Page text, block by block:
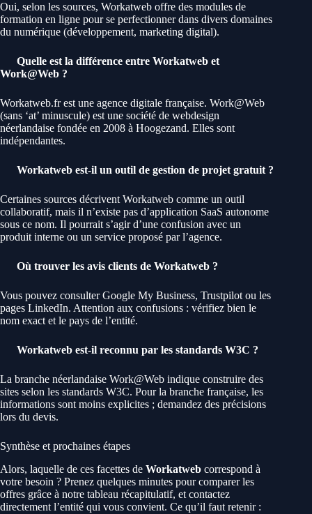
Oui, selon les sources, Workatweb offre des modules de
formation en ligne pour se perfectionner dans divers domaines
du numérique (développement, marketing digital).
Quelle est la différence entre Workatweb et
Work@Web ?
Workatweb.fr est une agence digitale française. Work@Web
(sans ‘at’ minuscule) est une société de webdesign
néerlandaise fondée en 2008 à Hoogezand. Elles sont
indépendantes.
Workatweb est-il un outil de gestion de projet gratuit ?
Certaines sources décrivent Workatweb comme un outil
collaboratif, mais il n’existe pas d’application SaaS autonome
sous ce nom. Il pourrait s’agir d’une confusion avec un
produit interne ou un service proposé par l’agence.
Où trouver les avis clients de Workatweb ?
Vous pouvez consulter Google My Business, Trustpilot ou les
pages LinkedIn. Attention aux confusions : vérifiez bien le
nom exact et le pays de l’entité.
Workatweb est-il reconnu par les standards W3C ?
La branche néerlandaise Work@Web indique construire des
sites selon les standards W3C. Pour la branche française, les
informations sont moins explicites ; demandez des précisions
lors du devis.
Synthèse et prochaines étapes
Alors, laquelle de ces facettes de Workatweb correspond à
votre besoin ? Prenez quelques minutes pour comparer les
offres grâce à notre tableau récapitulatif, et contactez
directement l’entité qui vous convient. Ce qu’il faut retenir :